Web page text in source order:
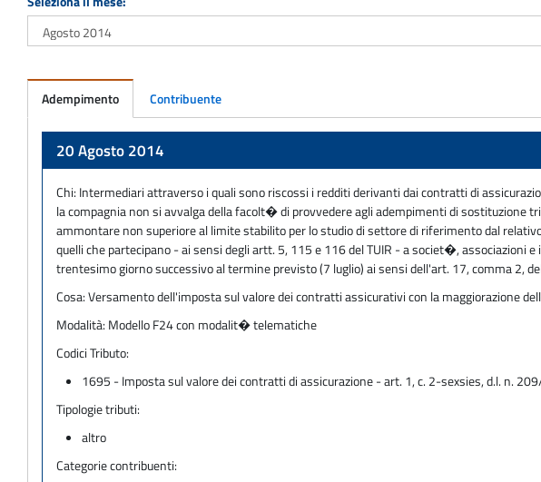
Adempimento Contribuente
20 Agosto 2014
Chi: Intermediari attraverso i quali sono riscossi i redditi derivanti dai contratti di
la compagnia non si avvalga della facolt� di provvedere agli adempimenti di
ammontare non superiore al limite stabilito per lo studio di settore di riferimento dal
quelli che partecipano - ai sensi degli artt. 5, 115 e 116 del TUIR - a societ�,
trentesimo giorno successivo al termine previsto (7 luglio) ai sensi dell'art. 17, comma 2,
Cosa:Versamento dell'imposta sul valore dei contratti assicurativi con la maggiorazione
Modalità: Modello F24 con modalit� telematiche
Codici Tributo:
1695 - Imposta sul valore dei contratti di assicurazione - art. 1, c. 2-sexsies, d.l. n.
Tipologie tributi:
altro
Categorie contribuenti: